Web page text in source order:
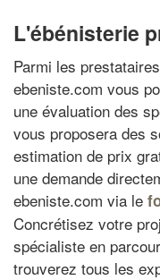
L'ébénisterie
Parmi les
ebeniste.com vous
une évaluation des
vous proposera des
estimation de prix
une demande
ebeniste.com via le
Concrétisez votre
spécialiste en
trouverez tous les